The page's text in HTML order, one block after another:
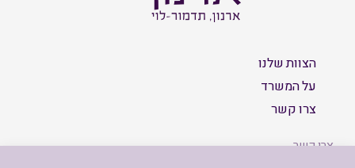
הצוות שלנו
על המשרד
צרו קשר
צרו קשר